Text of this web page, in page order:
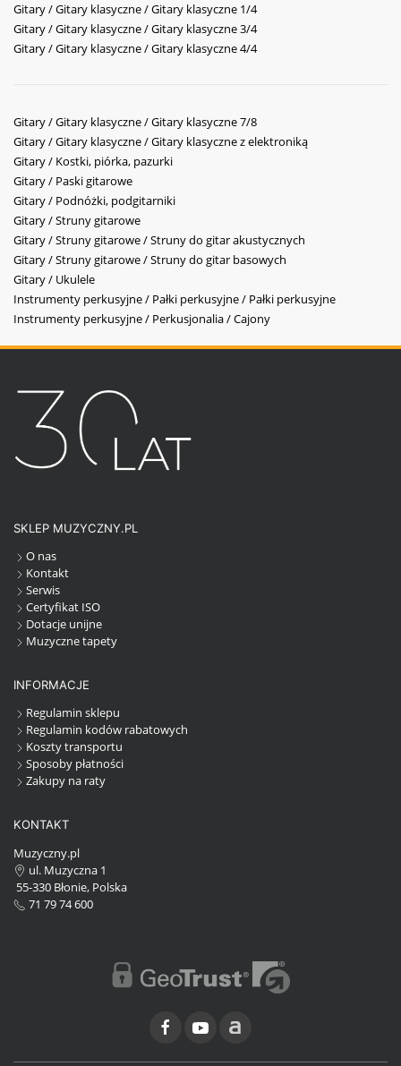
Gitary / Gitary klasyczne / Gitary klasyczne 1/4
Gitary / Gitary klasyczne / Gitary klasyczne 3/4
Gitary / Gitary klasyczne / Gitary klasyczne 4/4
Gitary / Gitary klasyczne / Gitary klasyczne 7/8
Gitary / Gitary klasyczne / Gitary klasyczne z elektroniką
Gitary / Kostki, piórka, pazurki
Gitary / Paski gitarowe
Gitary / Podnóżki, podgitarniki
Gitary / Struny gitarowe
Gitary / Struny gitarowe / Struny do gitar akustycznych
Gitary / Struny gitarowe / Struny do gitar basowych
Gitary / Ukulele
Instrumenty perkusyjne / Pałki perkusyjne / Pałki perkusyjne
Instrumenty perkusyjne / Perkusjonalia / Cajony
SKLEP MUZYCZNY.PL
O nas
Kontakt
Serwis
Certyfikat ISO
Dotacje unijne
Muzyczne tapety
INFORMACJE
Regulamin sklepu
Regulamin kodów rabatowych
Koszty transportu
Sposoby płatności
Zakupy na raty
KONTAKT
Muzyczny.pl
ul. Muzyczna 1
55-330 Błonie, Polska
71 79 74 600